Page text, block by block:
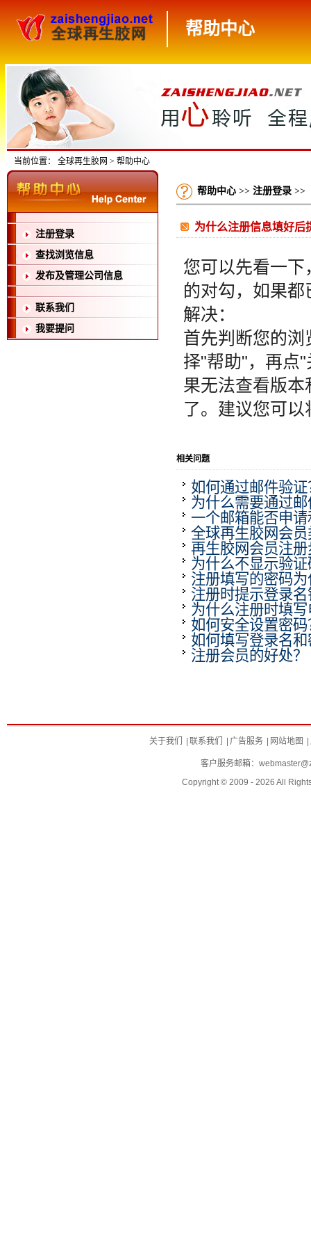
帮助中心
当前位置： 全球再生胶网 > 帮助中心
注册登录
查找浏览信息
发布及管理公司信息
联系我们
我要提问
帮助中心 >> 注册登录 >>
为什么注册信息填好后
您可以先看一
的对勾，如果
解决：
首先判断您的
择"帮助"，再点
果无法查看版
了。建议您可
相关问题
如何通过邮件验证
为什么需要通过
一个邮箱能否申
全球再生胶网会
再生胶网会员注
为什么不显示验
注册填写的密码
注册时提示登录
为什么注册时填
如何安全设置密码
如何填写登录名
注册会员的好处？
关于我们 联系我们 广告服务 网站地图
客户服务邮箱：
Copyright © 2009 - 2026 All